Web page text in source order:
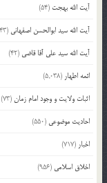
آیت الله بهجت (54)
آیت الله سید ابوالحسن اصفهانی (43)
آیت الله سید علی آقا قاضی (42)
ائمه اطهار (5,038)
اثبات ولایت و وجود امام زمان(73)
احادیث موضوعی (550)
اخبار (717)
اخلاق اسلامی (956)